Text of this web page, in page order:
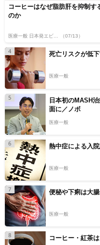
コーヒーはなぜ脂肪肝を抑制す
のか
医療一般 日本発エビデンス （07/13）
4 死亡リスクが低
医療一般
5
日本初のMASH
面に／ノボ
医療一般
6 熱中症による入
医療一般
7 便秘や下痢は大
医療一般
8 コーヒー・紅茶